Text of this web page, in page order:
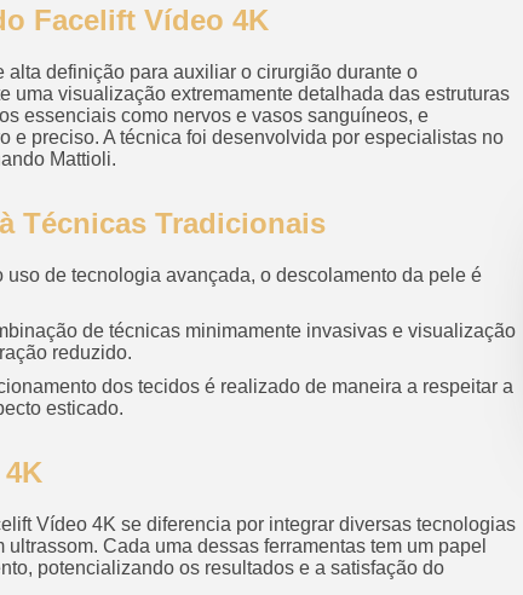
Facelift Vídeo 4K
definição para auxiliar o cirurgião durante o
uma visualização extremamente detalhada das estruturas
essenciais como nervos e vasos sanguíneos, e
e preciso. A técnica foi desenvolvida por especialistas no
Mattioli.
Técnicas Tradicionais
uso de tecnologia avançada, o descolamento da pele é
de técnicas minimamente invasivas e visualização
reduzido.
dos tecidos é realizado de maneira a respeitar a
esticado.
Vídeo 4K se diferencia por integrar diversas tecnologias
Cada uma dessas ferramentas tem um papel
potencializando os resultados e a satisfação do